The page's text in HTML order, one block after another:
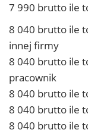
7 990 brutto ile
8 040 brutto ile
innej firmy
8 040 brutto ile
pracownik
8 040 brutto ile
8 040 brutto ile
8 040 brutto ile